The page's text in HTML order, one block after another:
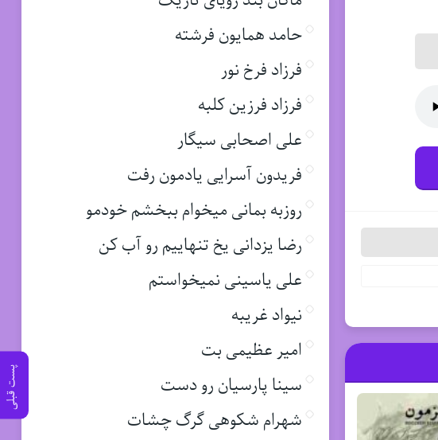
پست قبلی
حامد همایون فرشته
فرزاد فرخ نور
فرزاد فرزین کلبه
علی اصحابی سیگار
فریدون آسرایی یادمون رفت
روزبه بمانی میخوام ببخشم خودمو
رضا یزدانی یخ تنهاییم رو آب کن
علی یاسینی نمیخواستم
نیواد غریبه
امیر عظیمی بت
سینا پارسیان رو دست
شهرام شکوهی گرگ چشات